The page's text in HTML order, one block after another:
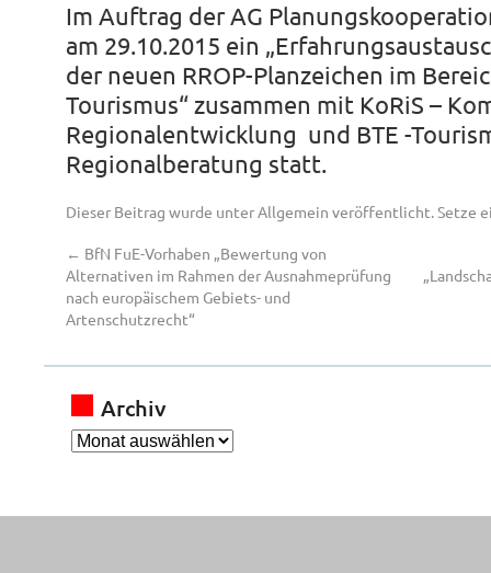
Im Auftrag der AG
am 29.10.2015 ein
der neuen RROP-Planzeichen im
Tourismus“ zusammen mit KoRiS –
Regionalentwicklung und BTE -
Regionalberatung statt.
Dieser Beitrag wurde unterAllgemein veröffentlicht. Setze
← BfN FuE-Vorhaben „Bewertung von
Alternativen im Rahmen der Ausnahmeprüfung
nach europäischem Gebiets- und
Artenschutzrecht“
Archiv